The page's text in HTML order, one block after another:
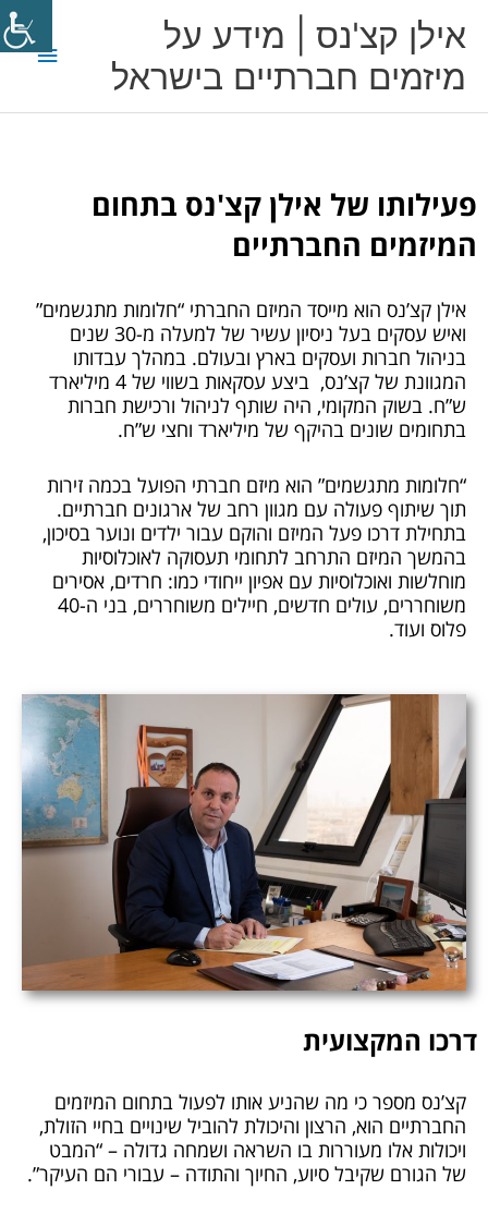
לתוכןאילן קצ'נס | מידע על
מיזמים חברתיים בישראל
ראשי
פעילותו של אילן קצ'נס בתחום
המיזמים החברתיים
אילן קצ’נס הוא מייסד המיזם החברתי “חלומות מתגשמים”
ואיש עסקים בעל ניסיון עשיר של למעלה מ-30 שנים
בניהול חברות ועסקים בארץ ובעולם. במהלך עבדותו
המגוונת של קצ’נס, ביצע עסקאות בשווי של 4 מיליארד
ש”ח. בשוק המקומי, היה שותף לניהול ורכישת חברות
בתחומים שונים בהיקף של מיליארד וחצי ש”ח.
“חלומות מתגשמים” הוא מיזם חברתי הפועל בכמה זירות
תוך שיתוף פעולה עם מגוון רחב של ארגונים חברתיים.
בתחילת דרכו פעל המיזם והוקם עבור ילדים ונוער בסיכון,
בהמשך המיזם התרחב לתחומי תעסוקה לאוכלוסיות
מוחלשות ואוכלוסיות עם אפיון ייחודי כמו: חרדים, אסירים
משוחררים, עולים חדשים, חיילים משוחררים, בני ה-40
פלוס ועוד.
דרכו המקצועית
קצ’נס מספר כי מה שהניע אותו לפעול בתחום המיזמים
החברתיים הוא, הרצון והיכולת להוביל שינויים בחיי הזולת,
ויכולות אלו מעוררות בו השראה ושמחה גדולה – “המבט
של הגורם שקיבל סיוע, החיוך והתודה – עבורי הם העיקר”.